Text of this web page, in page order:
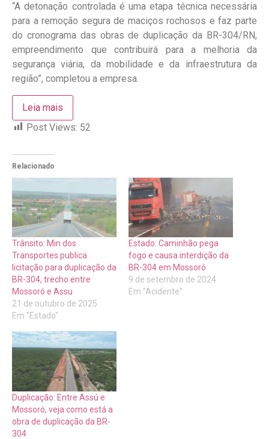
“A detonação controlada é uma etapa técnica necessária
para a remoção segura de maciços rochosos e faz parte
do cronograma das obras de duplicação da BR-304/RN,
empreendimento que contribuirá para a melhoria da
segurança viária, da mobilidade e da infraestrutura da
região”, completou a empresa.
Leia mais
Post Views: 52
Relacionado
Trânsito: Min dos
Transportes publica
licitação para duplicação da
BR-304, trecho entre
Mossoró e Assu
21 de outubro de 2025
Em "Estado"
Estado: Caminhão pega
fogo e causa interdição da
BR-304 em Mossoró
9 de setembro de 2024
Em "Acidente"
Duplicação: Entre Assú e
Mossoró, veja como está a
obra de duplicação da BR-
304